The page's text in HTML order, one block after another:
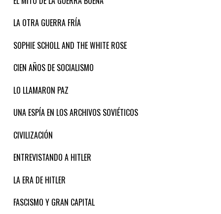
LA OTRA GUERRA FRÍA
SOPHIE SCHOLL AND THE WHITE ROSE
CIEN AÑOS DE SOCIALISMO
LO LLAMARON PAZ
UNA ESPÍA EN LOS ARCHIVOS SOVIÉTICOS
CIVILIZACIÓN
ENTREVISTANDO A HITLER
LA ERA DE HITLER
FASCISMO Y GRAN CAPITAL